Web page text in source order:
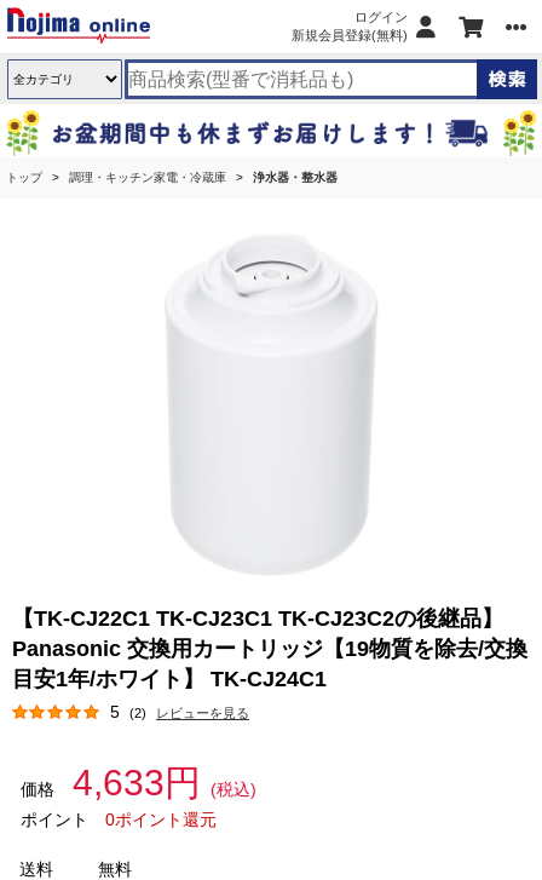
ログイン
新規会員登録(無料)
トップ 調理・キッチン家電・冷蔵庫 浄水器・整水器
【TK-CJ22C1 TK-CJ23C1 TK-CJ23C2の後継品】
Panasonic 交換用カートリッジ【19物質を除去/交換
目安1年/ホワイト】 TK-CJ24C1
5 (2) レビューを見る
価格 4,633円
(税込)
ポイント
0ポイント還元
送料
無料